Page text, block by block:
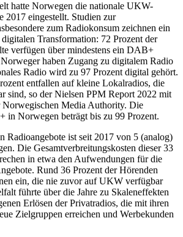
hatte Norwegen die nationale UKW-
2017 eingestellt. Studien zur
zum Radiokonsum zeichnen ein
Transformation: 72 Prozent der
verfügen über mindestens ein DAB+
haben Zugang zu digitalem Radio
Radio wird zu 97 Prozent digital gehört.
entfallen auf kleine Lokalradios, die
sind, so der Nielsen PPM Report 2022 mit
Media Authority. Die
in Norwegen beträgt bis zu 99 Prozent.
Radioangebote ist seit 2017 von 5 (analog)
Die Gesamtverbreitungskosten dieser 33
in etwa den Aufwendungen für die
Rund 36 Prozent der Hörenden
ein, die nie zuvor auf UKW verfügbar
führte über die Jahre zu Skaleneffekten
Erlösen der Privatradios, die mit ihren
Zielgruppen erreichen und Werbekunden